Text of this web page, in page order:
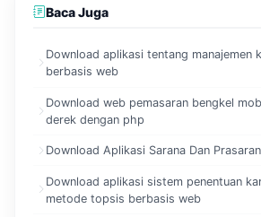
Baca Juga
Download aplikasi tentang manajemen
berbasis web
Download web pemasaran bengkel
derek dengan php
Download Aplikasi Sarana Dan
Download aplikasi sistem penentuan
metode topsis berbasis web